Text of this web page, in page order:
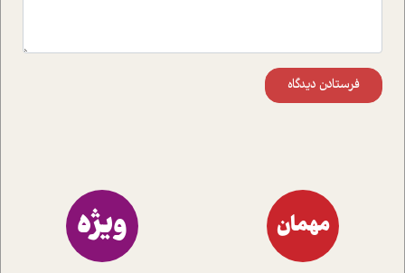
فرستادن دیدگاه
مهمان ویژه